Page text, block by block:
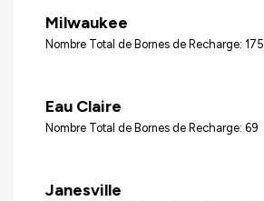
Milwaukee
Nombre Total de Bornes de Recharge: 175
Eau Claire
Nombre Total de Bornes de Recharge: 69
Janesville